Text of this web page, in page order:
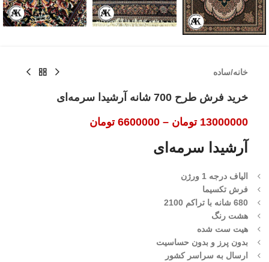
خانه/ساده
خرید فرش طرح 700 شانه آرشیدا سرمه‌ای
13000000 تومان –
6600000 تومان
آرشیدا سرمه‌ای
الیاف درجه 1 ورژن
فرش تکسیما
680 شانه با تراکم 2100
هشت رنگ
هیت ست شده
بدون پرز و بدون حساسیت
ارسال به سراسر کشور